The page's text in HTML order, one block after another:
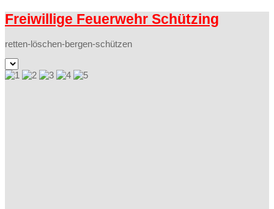
Freiwillige Feuerwehr Schützing
retten-löschen-bergen-schützen